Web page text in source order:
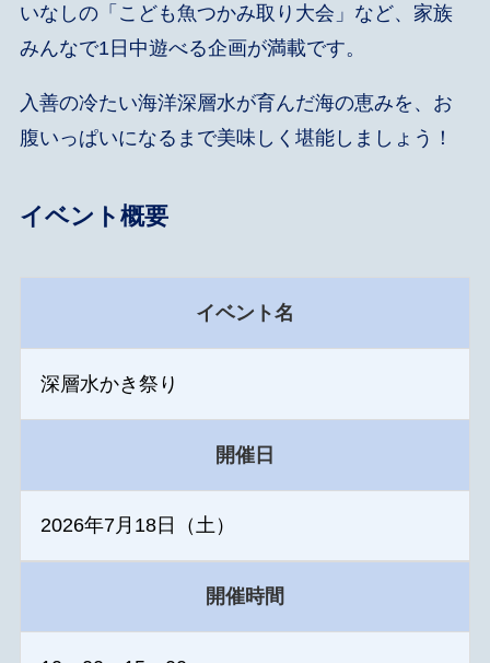
いなしの「こども魚つかみ取り大会」など、家族
みんなで1日中遊べる企画が満載です。
入善の冷たい海洋深層水が育んだ海の恵みを、お
腹いっぱいになるまで美味しく堪能しましょう！
イベント概要
イベント名
深層水かき祭り
開催日
2026年7月18日（土）
開催時間